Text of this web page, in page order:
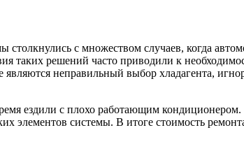
с множеством случаев, когда
таких решений часто приводили к
являются неправильный выбор хладагента,
ездили с плохо работающим
элементов системы. В итоге стоимость